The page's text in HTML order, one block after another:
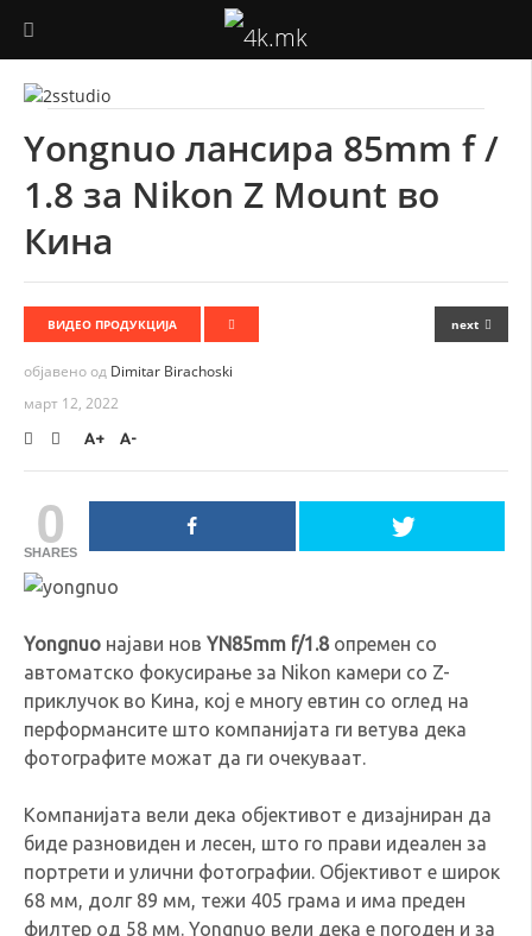
ФОТОГРАФИЈА
ВИДЕО ПРОДУКЦИЈА
ДРОНОВИ
ТЕХНОЛОГИЈА
КОРИСНО
Yongnuo лансира 85mm f /
1.8 за Nikon Z Mount во
Кина
ВИДЕО ПРОДУКЦИЈА
објавено од Dimitar Birachoski
март 12, 2022
next
A+ A-
0
SHARES
Yongnuo најави нов YN85mm f/1.8опремен со
автоматско фокусирање за Nikon камери со Z-
приклучок во Кина, кој е многу евтин со оглед на
перформансите што компанијата ги ветува дека
фотографите можат да ги очекуваат.
Компанијата вели дека објективот е дизајниран да
биде разновиден и лесен, што го прави идеален за
портрети и улични фотографии. Објективот е широк
68 мм, долг 89 мм, тежи 405 грама и има преден
филтер од 58 мм. Yongnuo вели дека е погоден и за